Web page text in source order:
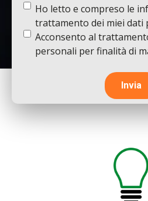
Termine
condizioni(Obbligatorio)
Ho letto e compreso le
trattamento dei miei dati
Termine
condizioni
Acconsento al
personali per finalità di